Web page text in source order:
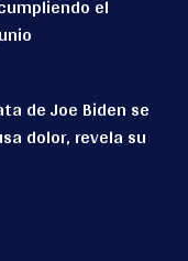
el
de Joe Biden se
dolor, revela su